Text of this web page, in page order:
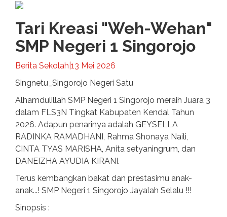
Tari Kreasi "Weh-Wehan"
SMP Negeri 1 Singorojo
Berita Sekolah 13 Mei 2026
Singnetu_Singorojo Negeri Satu
Alhamdulillah SMP Negeri 1 Singorojo meraih Juara 3
dalam FLS3N Tingkat Kabupaten Kendal Tahun
2026. Adapun penarinya adalah GEYSELLA
RADINKA RAMADHANI, Rahma Shonaya Naili,
CINTA TYAS MARISHA, Anita setyaningrum, dan
DANEIZHA AYUDIA KIRANI.
Terus kembangkan bakat dan prestasimu anak-
anak...! SMP Negeri 1 Singorojo Jayalah Selalu !!!
Sinopsis :